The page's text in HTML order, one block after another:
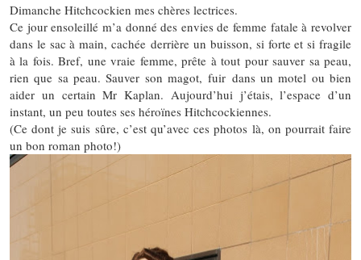
Dimanche Hitchcockien mes chères lectrices.
Ce jour ensoleillé m’a donné des envies de femme fatale à revolver
dans le sac à main, cachée derrière un buisson, si forte et si fragile
à la fois. Bref, une vraie femme, prête à tout pour sauver sa peau,
rien que sa peau. Sauver son magot, fuir dans un motel ou bien
aider un certain Mr Kaplan. Aujourd’hui j’étais, l’espace d’un
instant, un peu toutes ses héroïnes Hitchcockiennes.
(Ce dont je suis sûre, c’est qu’avec ces photos là, on pourrait faire
un bon roman photo!)